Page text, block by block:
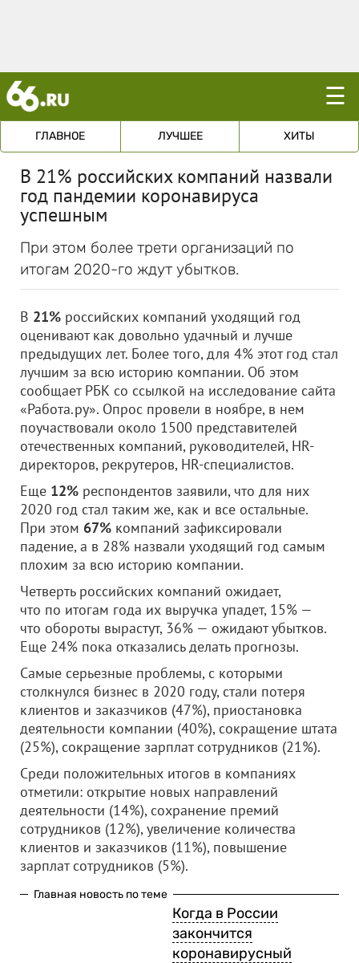
☰
ГЛАВНОЕ ЛУЧШЕЕ ХИТЫ
В 21% российских компаний назвали
год пандемии коронавируса
успешным
При этом более трети организаций по
итогам 2020-го ждут убытков.
В 21% российских компаний уходящий год
оценивают как довольно удачный и лучше
предыдущих лет. Более того, для 4% этот год стал
лучшим за всю историю компании. Об этом
сообщает РБК со ссылкой на исследование сайта
«Работа.ру». Опрос провели в ноябре, в нем
поучаствовали около 1500 представителей
отечественных компаний, руководителей, HR-
директоров, рекрутеров, HR-специалистов.
Еще 12% респондентов заявили, что для них
2020 год стал таким же, как и все остальные.
При этом 67% компаний зафиксировали
падение, а в 28% назвали уходящий год самым
плохим за всю историю компании.
Четверть российских компаний ожидает,
что по итогам года их выручка упадет, 15% —
что обороты вырастут, 36% — ожидают убытков.
Еще 24% пока отказались делать прогнозы.
Самые серьезные проблемы, с которыми
столкнулся бизнес в 2020 году, стали потеря
клиентов и заказчиков (47%), приостановка
деятельности компании (40%), сокращение штата
(25%), сокращение зарплат сотрудников (21%).
Среди положительных итогов в компаниях
отметили: открытие новых направлений
деятельности (14%), сохранение премий
сотрудников (12%), увеличение количества
клиентов и заказчиков (11%), повышение
зарплат сотрудников (5%).
Главная новость по теме
Когда в России
закончится
коронавирусный